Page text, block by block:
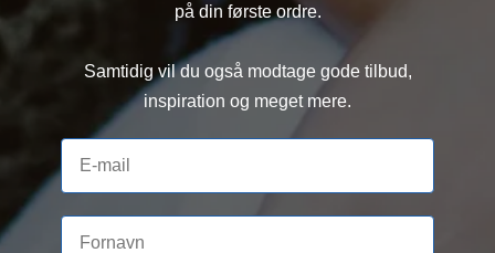
på din første ordre.
Samtidig vil du også modtage gode tilbud,
inspiration og meget mere.